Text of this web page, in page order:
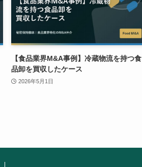
【食品業界M&A事例】冷蔵物流を持つ食
品卸を買収したケース
2026年5月1日